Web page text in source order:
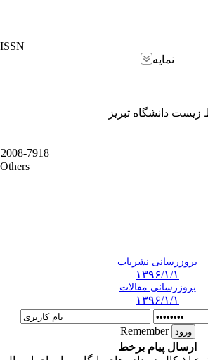
ISSN
نمایه
دانشگاه تبریز
2008-7918
Others
بروزرسانی نشریات
۱۳۹۶/۱/۱
بروزرسانی مقالات
۱۳۹۶/۱/۱
Remember
ارسال پیام برخط